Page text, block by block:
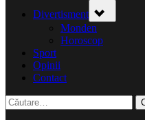
Divertisment sub-
menu
Monden
Horoscop
Sport
Opinii
Contact
Caută
după: